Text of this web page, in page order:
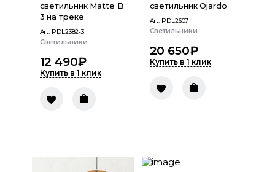
светильник Matte B
3 на треке
Art: PDL2382-3
Светильники
12 490₽
Купить в 1 клик
светильник Ojardo
Art: PDL2607
Светильники
20 650₽
Купить в 1 клик